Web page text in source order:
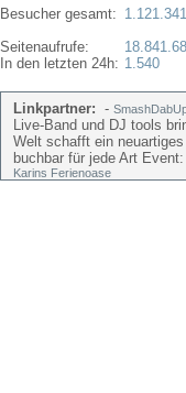
Besucher gesamt:
Seitenaufrufe:
In den letzten 24h:
1.121.341
1.540
Linkpartner: -
Live-Band und DJ tools
Welt schafft ein
buchbar für jede Art
Karins Ferienoase